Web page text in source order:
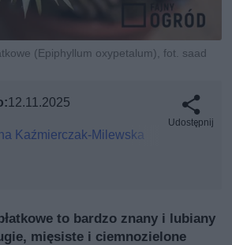
(Epiphyllum oxypetalum), fot. saad
12.11.2025
Kaźmierczak-Milewska
Udostępnij
to bardzo znany i lubiany
mięsiste i ciemnozielone